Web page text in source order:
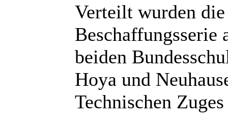
Verteilt wurden
Beschaffungsserie
beiden
Hoya und
Technischen